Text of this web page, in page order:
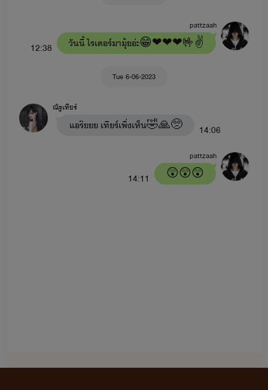
pattzaah
12:38 วันนี้ ไรเตอร์มามุ้ยอ่ะ😁❤❤❤🤟✌
Tue 6-06-2023
ณัฐเทียร์
14:06
แอร๊ยยย เทียร์เพิ่งเห็น🤣🙏🥺
pattzaah
14:11 😲😲😲